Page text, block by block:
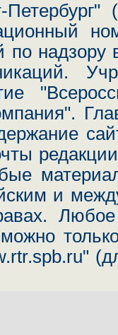
(
по
и
Любое